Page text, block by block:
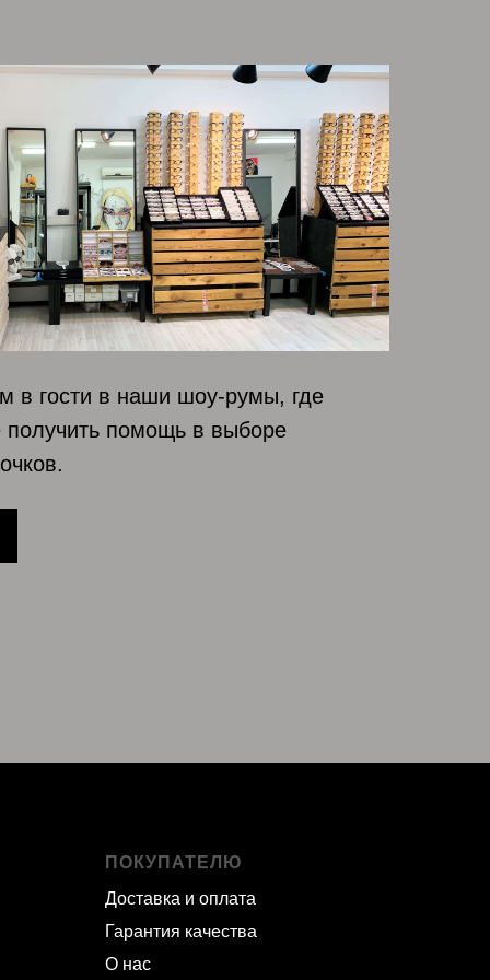
в гости в наши шоу-румы, где
получить помощь в выборе
ПОКУПАТЕЛЮ
Доставка и оплата
О нас
Гарантия качества